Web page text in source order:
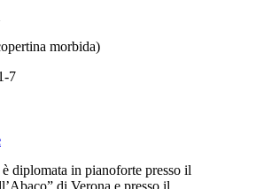
morbida)
7
è diplomata in pianoforte presso il
di Verona e presso il